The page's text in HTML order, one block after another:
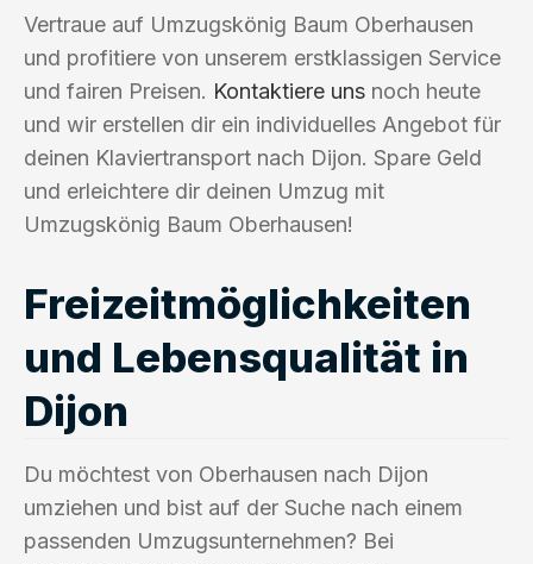
Vertraue auf Umzugskönig Baum Oberhausen
und profitiere von unserem erstklassigen Service
und fairen Preisen. Kontaktiere uns noch heute
und wir erstellen dir ein individuelles Angebot für
deinen Klaviertransport nach Dijon. Spare Geld
und erleichtere dir deinen Umzug mit
Umzugskönig Baum Oberhausen!
Freizeitmöglichkeiten
und Lebensqualität in
Dijon
Du möchtest von Oberhausen nach Dijon
umziehen und bist auf der Suche nach einem
passenden Umzugsunternehmen? Bei